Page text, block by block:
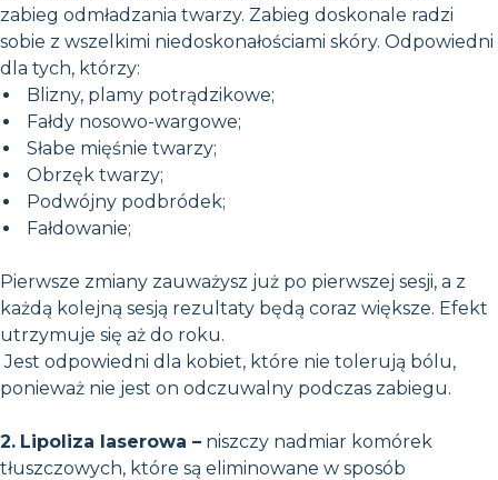
zabieg odmładzania twarzy. Zabieg doskonale radzi
sobie z wszelkimi niedoskonałościami skóry. Odpowiedni
dla tych, którzy:
Blizny, plamy potrądzikowe;
Fałdy nosowo-wargowe;
Słabe mięśnie twarzy;
Obrzęk twarzy;
Podwójny podbródek;
Fałdowanie;
Pierwsze zmiany zauważysz już po pierwszej sesji, a z
każdą kolejną sesją rezultaty będą coraz większe. Efekt
utrzymuje się aż do roku.
Jest odpowiedni dla kobiet, które nie tolerują bólu,
ponieważ nie jest on odczuwalny podczas zabiegu.
2. Lipoliza laserowa – niszczy nadmiar komórek
tłuszczowych, które są eliminowane w sposób